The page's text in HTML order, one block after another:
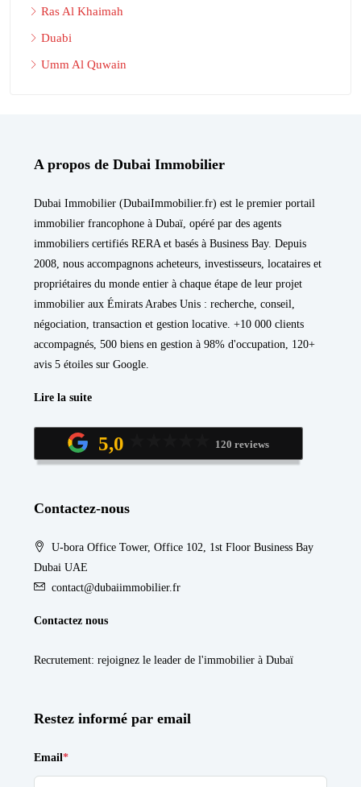
Ras Al Khaimah
Duabi
Umm Al Quwain
A propos de Dubai Immobilier
Dubai Immobilier (DubaiImmobilier.fr) est le premier portail
immobilier francophone à Dubaï, opéré par des agents
immobiliers certifiés RERA et basés à Business Bay. Depuis
2008, nous accompagnons acheteurs, investisseurs, locataires et
propriétaires du monde entier à chaque étape de leur projet
immobilier aux Émirats Arabes Unis : recherche, conseil,
négociation, transaction et gestion locative. +10 000 clients
accompagnés, 500 biens en gestion à 98% d'occupation, 120+
avis 5 étoiles sur Google.
Lire la suite
5,0 120 reviews
Contactez-nous
U-bora Office Tower, Office 102, 1st Floor Business Bay
Dubai UAE
contact@dubaiimmobilier.fr
Contactez nous
Recrutement: rejoignez le leader de l'immobilier à Dubaï
Restez informé par email
Email*